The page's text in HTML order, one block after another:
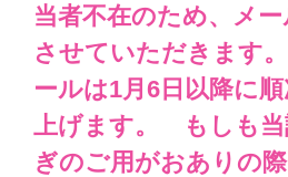
当者不在のため、メ
させていただきます
ールは1月6日以降に
上げます。 もしも当
ぎのご用がおありの